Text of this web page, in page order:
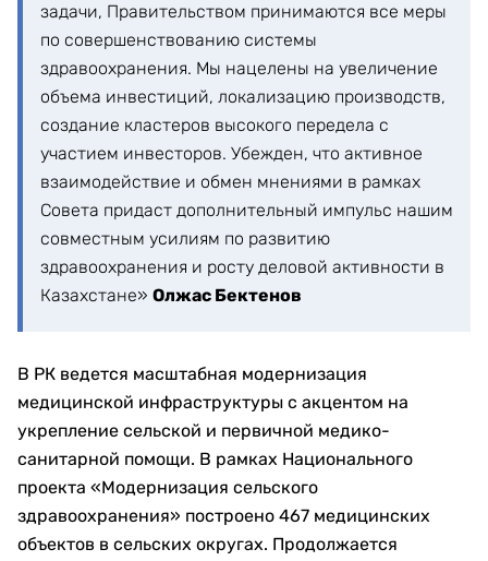
задачи, Правительством принимаются все меры
по совершенствованию системы
здравоохранения. Мы нацелены на увеличение
объема инвестиций, локализацию производств,
создание кластеров высокого передела с
участием инвесторов. Убежден, что активное
взаимодействие и обмен мнениями в рамках
Совета придаст дополнительный импульс нашим
совместным усилиям по развитию
здравоохранения и росту деловой активности в
Казахстане» Олжас Бектенов
В РК ведется масштабная модернизация
медицинской инфраструктуры с акцентом на
укрепление сельской и первичной медико-
санитарной помощи. В рамках Национального
проекта «Модернизация сельского
здравоохранения» построено 467 медицинских
объектов в сельских округах. Продолжается